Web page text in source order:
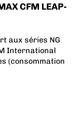
CFM LEAP-
aux séries NG
International
(consommation